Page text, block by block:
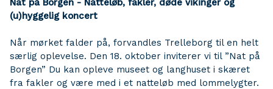
Nat på Borgen - Natteløb, fakler, døde vikinger og
(u)hyggelig koncert
Når mørket falder på, forvandles Trelleborg til en helt
særlig oplevelse. Den 18. oktober inviterer vi til ”Nat på
Borgen” Du kan opleve museet og langhuset i skæret
fra fakler og være med i et natteløb med lommelygter.